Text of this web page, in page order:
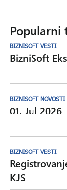
Popularni
BIZNISOFT VESTI
BizniSoft
BIZNISOFT NOVOSTI
01. Jul 2026
BIZNISOFT VESTI
KJS